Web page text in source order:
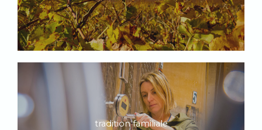
tradition familiale